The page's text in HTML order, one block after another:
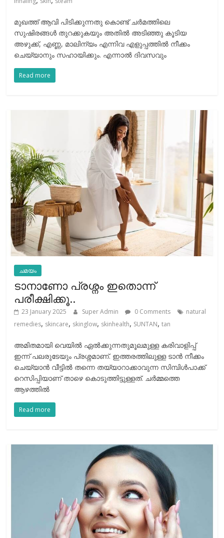
മുഖത്ത് ആവി പിടിക്കുന്നതു കൊണ്ട് ചര്‍മത്തിലെ
സുഷിരങ്ങള്‍ തുറക്കുകയും അതില്‍ അടിഞ്ഞു കൂടിയ
അഴുക്ക്, എണ്ണ, മാലിന്യം എന്നിവ എളുപ്പത്തില്‍ നീക്കം
ചെയ്യാനും സഹായിക്കും. എന്നാല്‍ ദിവസവും
Read more
ചമയം
ടാനാണോ പ്രശ്നം ഇതൊന്ന്
പരീക്ഷിക്കൂ..
23 January 2025 Super Admin 0 Comments
natural
remedies, skincare, skinglow, skinhealth, SUNTAN,tan
അമിതമായി വെയില്‍ ഏല്‍ക്കുന്നതുമൂലമുള്ള കരിവാളിപ്പ്
ഇന്ന് പലരുടേയും പ്രശ്നമാണ്. ഇത്തരത്തിലുള്ള ടാന്‍ നീക്കം
ചെയ്യാന്‍ വീട്ടില്‍ തന്നെ തയ്യാറാക്കാവുന്ന സിമ്പിള്‍പാക്ക്
റെസിപ്പിയാണ് താഴെ കൊടുത്തിട്ടുള്ളത്. ചർമ്മത്തെ
ആഴത്തിൽ
Read more